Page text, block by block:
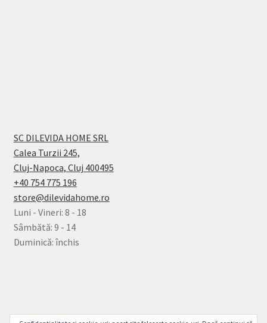
SC DILEVIDA HOME SRL
Calea Turzii 245,
Cluj-Napoca, Cluj 400495
+40 754 775 196
store@dilevidahome.ro
Luni - Vineri: 8 - 18
Sâmbătă: 9 - 14
Duminică: închis
© Dilevida Home 2026